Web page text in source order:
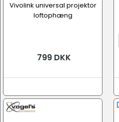
Vivolink universal projektor
loftophæng
799 DKK